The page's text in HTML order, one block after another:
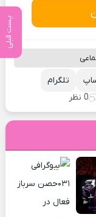
پست قبلی
تلگرام
0 نظر